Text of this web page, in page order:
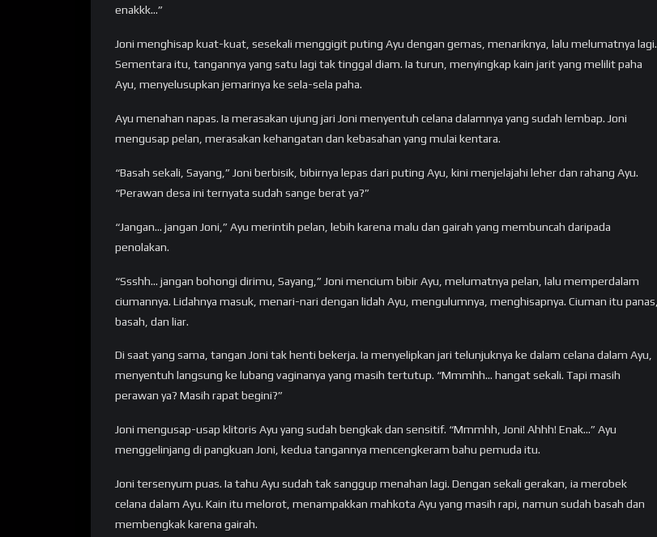
enakkk…”
Joni menghisap kuat-kuat, sesekali menggigit puting Ayu dengan gemas, menariknya, lalu melumatnya lagi.
Sementara itu, tangannya yang satu lagi tak tinggal diam. Ia turun, menyingkap kain jarit yang melilit paha
Ayu, menyelusupkan jemarinya ke sela-sela paha.
Ayu menahan napas. Ia merasakan ujung jari Joni menyentuh celana dalamnya yang sudah lembap. Joni
mengusap pelan, merasakan kehangatan dan kebasahan yang mulai kentara.
“Basah sekali, Sayang,” Joni berbisik, bibirnya lepas dari puting Ayu, kini menjelajahi leher dan rahang Ayu.
“Perawan desa ini ternyata sudah sange berat ya?”
“Jangan… jangan Joni,” Ayu merintih pelan, lebih karena malu dan gairah yang membuncah daripada
penolakan.
“Ssshh… jangan bohongi dirimu, Sayang,” Joni mencium bibir Ayu, melumatnya pelan, lalu memperdalam
ciumannya. Lidahnya masuk, menari-nari dengan lidah Ayu, mengulumnya, menghisapnya. Ciuman itu panas,
basah, dan liar.
Di saat yang sama, tangan Joni tak henti bekerja. Ia menyelipkan jari telunjuknya ke dalam celana dalam Ayu,
menyentuh langsung ke lubang vaginanya yang masih tertutup. “Mmmhh… hangat sekali. Tapi masih
perawan ya? Masih rapat begini?”
Joni mengusap-usap klitoris Ayu yang sudah bengkak dan sensitif. “Mmmhh, Joni! Ahhh! Enak…” Ayu
menggelinjang di pangkuan Joni, kedua tangannya mencengkeram bahu pemuda itu.
Joni tersenyum puas. Ia tahu Ayu sudah tak sanggup menahan lagi. Dengan sekali gerakan, ia merobek
celana dalam Ayu. Kain itu melorot, menampakkan mahkota Ayu yang masih rapi, namun sudah basah dan
membengkak karena gairah.